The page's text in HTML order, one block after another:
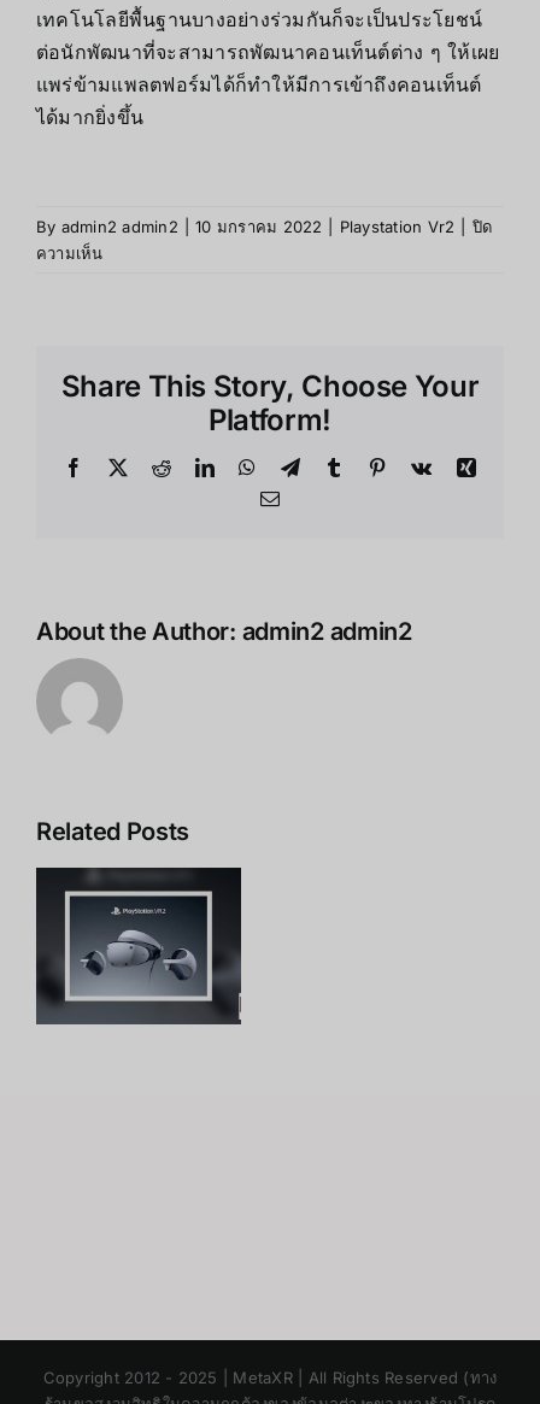
เทคโนโลยีพื้นฐานบางอย่างร่วมกันก็จะเป็นประโยชน์
ต่อนักพัฒนาที่จะสามารถพัฒนาคอนเท็นต์ต่าง ๆ ให้เผย
แพร่ข้ามแพลตฟอร์มได้ก็ทำให้มีการเข้าถึงคอนเท็นต์
ได้มากยิ่งขึ้น
By admin2 admin2 10 มกราคม 2022 Playstation Vr2
ปิด
ความเห็นบน
Oculus
ต่อ
ผลิต
กัน
Share This Story, Choose Your
Platform!
Facebook
X RedditLinkedInWhatsApp
TelegramTumblr Pinterest
Vk
Xing
Email
About the Author: admin2 admin2
Related Posts
Copyright 2012 - 2025 | MetaXR | All Rights Reserved (ทาง